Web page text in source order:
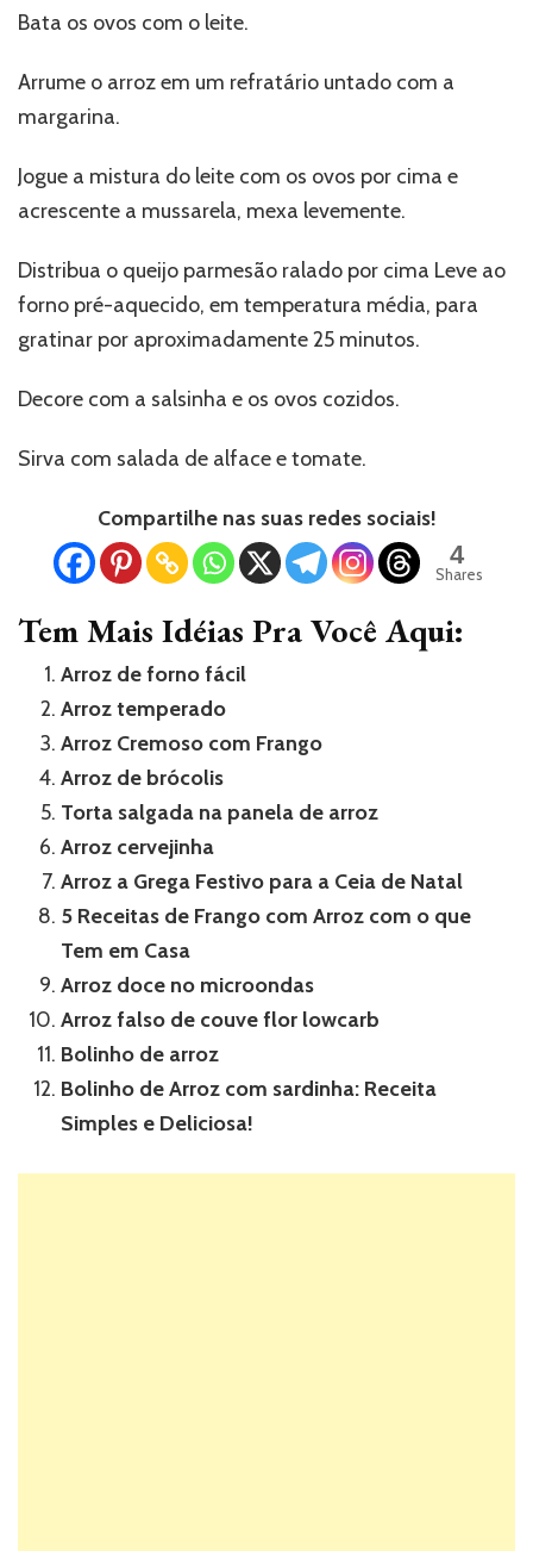
Bata os ovos com o leite.
Arrume o arroz em um refratário untado com a
margarina.
Jogue a mistura do leite com os ovos por cima e
acrescente a mussarela, mexa levemente.
Distribua o queijo parmesão ralado por cima Leve ao
forno pré-aquecido, em temperatura média, para
gratinar por aproximadamente 25 minutos.
Decore com a salsinha e os ovos cozidos.
Sirva com salada de alface e tomate.
Compartilhe nas suas redes sociais!
4
Shares
Tem Mais Idéias Pra Você Aqui:
Arroz de forno fácil
Arroz temperado
Arroz Cremoso com Frango
Arroz de brócolis
Torta salgada na panela de arroz
Arroz cervejinha
Arroz a Grega Festivo para a Ceia de Natal
5 Receitas de Frango com Arroz com o que
Tem em Casa
Arroz doce no microondas
Arroz falso de couve flor lowcarb
Bolinho de arroz
Bolinho de Arroz com sardinha: Receita
Simples e Deliciosa!